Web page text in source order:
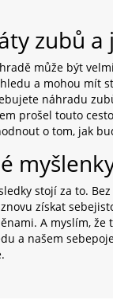
zubů
může být
a mohou mít
náhradu
prošel touto
o tom, jak
stojí za to.
získat
A myslím,
a našem